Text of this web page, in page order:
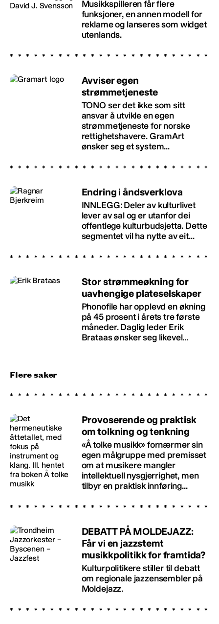
Musikkspilleren får flere
funksjoner, en annen modell for
reklame og lanseres som widget
utenlands.
Avviser egen
strømmetjeneste
TONO ser det ikke som sitt
ansvar å utvikle en egen
strømmetjeneste for norske
rettighetshavere. GramArt
ønsker seg et system...
Endring i åndsverklova
INNLEGG: Deler av kulturlivet
lever av sal og er utanfor dei
offentlege kulturbudsjetta. Dette
segmentet vil ha nytte av eit...
Stor strømmeøkning for
uavhengige plateselskaper
Phonofile har opplevd en økning
på 45 prosent i årets tre første
måneder. Daglig leder Erik
Brataas ønsker seg likevel...
Flere saker
Provoserende og praktisk
om tolkning og tenkning
«Å tolke musikk» fornærmer sin
egen målgruppe med premisset
om at musikere mangler
intellektuell nysgjerrighet, men
tilbyr en praktisk innføring...
DEBATT PÅ MOLDEJAZZ:
Får vi en jazzstemt
musikkpolitikk for framtida?
Kulturpolitikere stiller til debatt
om regionale jazzensembler på
Moldejazz.